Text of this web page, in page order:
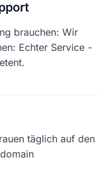
brauchen: Wir
Echter Service -
täglich auf den